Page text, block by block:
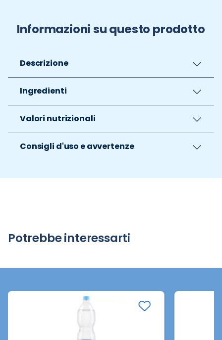
Informazioni su questo prodotto
Descrizione
Ingredienti
Valori nutrizionali
Consigli d'uso e avvertenze
Potrebbe interessarti